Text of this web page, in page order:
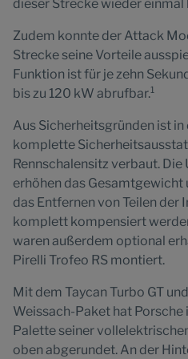
dieser Strecke wieder einmal
Zudem konnte der Attack
Strecke seine Vorteile
Funktion ist für je zehn
bis zu 120 kW abrufbar.1
Aus Sicherheitsgründen ist
komplette
Rennschalensitz verbaut.
erhöhen das Gesamtgewicht
das Entfernen von Teilen der
komplett kompensiert
waren außerdem optional
Pirelli Trofeo RS montiert.
Mit dem Taycan Turbo GT
Weissach-Paket hat
Palette seiner
oben abgerundet. An der